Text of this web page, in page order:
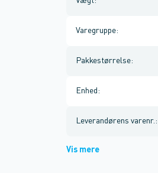
Varegruppe:
Pakkestørrelse:
Enhed :
Leverandørens varenr. :
Vis mere